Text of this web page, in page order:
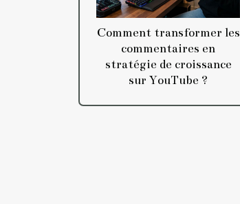
Comment transformer les
commentaires en
stratégie de croissance
sur YouTube ?